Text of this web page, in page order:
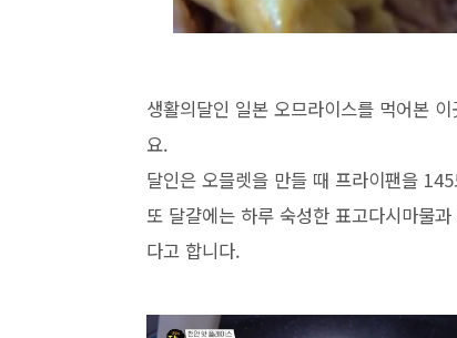
생활의달인 일본 오므라이스를 먹어본
요.
달인은 오믈렛을 만들 때 프라이팬을
또 달걀에는 하루 숙성한 표고다시마물
다고 합니다.